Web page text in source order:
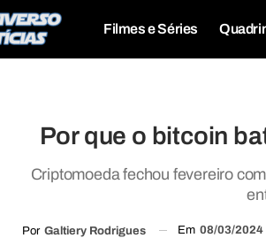
Filmes e Séries
Por que o bitcoin
Criptomoeda fechou fevereiro
Por Galtiery Rodrigues Em 08/03/2024